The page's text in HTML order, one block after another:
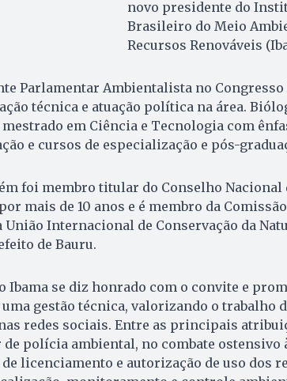
novo presidente do
Brasileiro do Meio
Recursos Renováveis
Parlamentar Ambientalista no Congresso
técnica e atuação política na área.
em Ciência e Tecnologia com
e cursos de especialização e pós-
foi membro titular do Conselho Nacional
mais de 10 anos e é membro da
Internacional de Conservação da
de Bauru.
Ibama se diz honrado com o convite e
gestão técnica, valorizando o trabalho
redes sociais. Entre as principais
de polícia ambiental, no combate ostensivo
licenciamento e autorização de uso dos